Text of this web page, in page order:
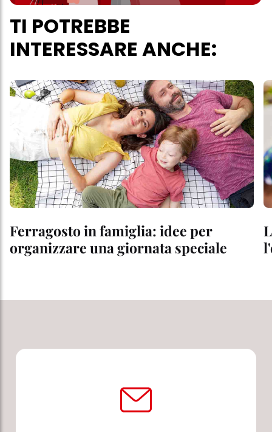
TI POTREBBE
INTERESSARE ANCHE:
Ferragosto in famiglia: idee per
organizzare una giornata speciale